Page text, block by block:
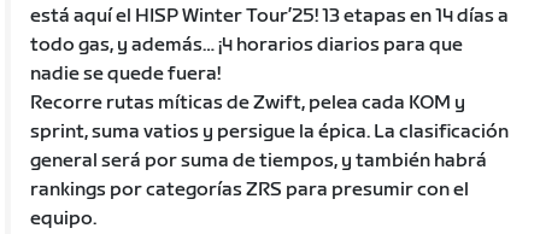
está aquí el HISP Winter Tour’25! 13 etapas en 14 días a
todo gas, y además… ¡4 horarios diarios para que
nadie se quede fuera!
Recorre rutas míticas de Zwift, pelea cada KOM y
sprint, suma vatios y persigue la épica. La clasificación
general será por suma de tiempos, y también habrá
rankings por categorías ZRS para presumir con el
equipo.